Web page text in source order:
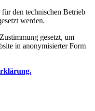
den technischen Betrieb
werden.
gesetzt, um
in anonymisierter Form